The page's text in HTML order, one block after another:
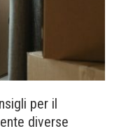
per il
diverse